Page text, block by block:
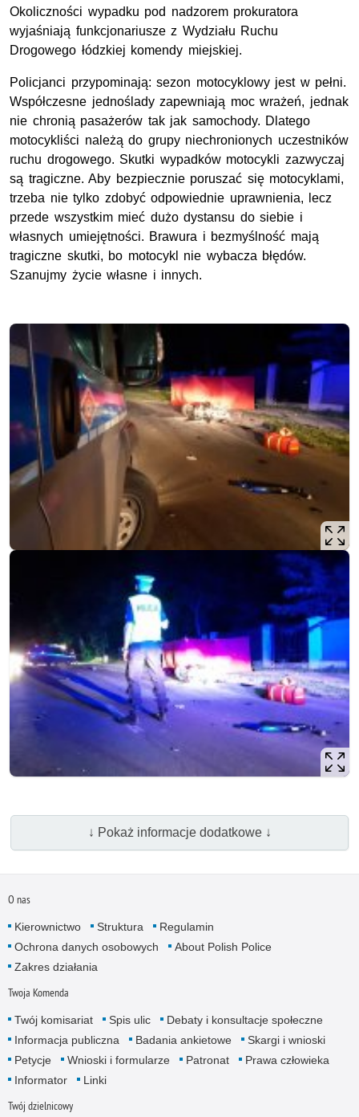
Okoliczności wypadku pod nadzorem prokuratora
wyjaśniają funkcjonariusze z Wydziału Ruchu
Drogowego łódzkiej komendy miejskiej.
Policjanci przypominają: sezon motocyklowy jest w pełni.
Współczesne jednoślady zapewniają moc wrażeń, jednak
nie chronią pasażerów tak jak samochody. Dlatego
motocykliści należą do grupy niechronionych uczestników
ruchu drogowego. Skutki wypadków motocykli zazwyczaj
są tragiczne. Aby bezpiecznie poruszać się motocyklami,
trzeba nie tylko zdobyć odpowiednie uprawnienia, lecz
przede wszystkim mieć dużo dystansu do siebie i
własnych umiejętności. Brawura i bezmyślność mają
tragiczne skutki, bo motocykl nie wybacza błędów.
Szanujmy życie własne i innych.
↓ Pokaż informacje dodatkowe ↓
O nas
Kierownictwo Struktura
Regulamin
Ochrona danych osobowych
About Polish Police
Zakres działania
Twoja Komenda
Twój komisariat Spis ulic
Debaty i konsultacje społeczne
Informacja publiczna
Badania ankietowe
Skargi i wnioski
Petycje
Wnioski i formularze Patronat
Prawa człowieka
Informator
Linki
Twój dzielnicowy